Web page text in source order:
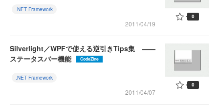
.NET Framework
2011/04/19
0
Silverlight／WPFで使える逆引きTips集 ――
ステータスバー機能
CodeZine
.NET Framework
2011/04/07
0